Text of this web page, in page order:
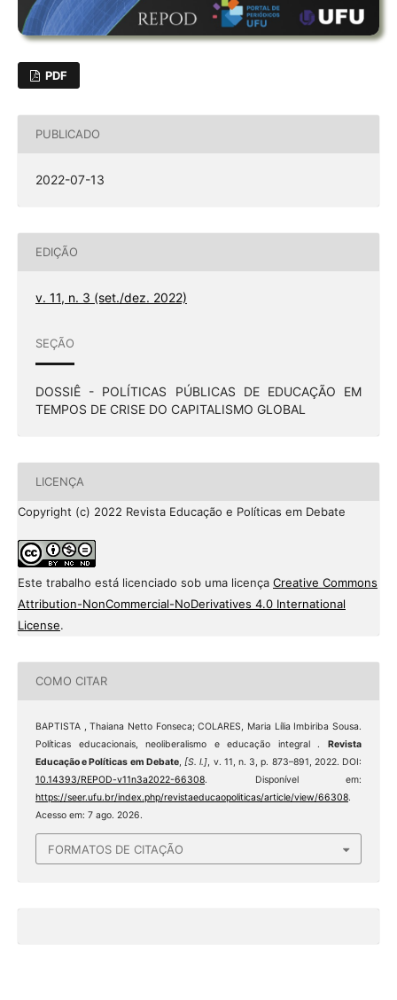
PDF
PUBLICADO
2022-07-13
EDIÇÃO
v. 11, n. 3 (set./dez. 2022)
SEÇÃO
DOSSIÊ - POLÍTICAS PÚBLICAS DE EDUCAÇÃO EM
TEMPOS DE CRISE DO CAPITALISMO GLOBAL
LICENÇA
Copyright (c) 2022 Revista Educação e Políticas em Debate
Este trabalho está licenciado sob uma licença Creative Commons
Attribution-NonCommercial-NoDerivatives 4.0 International
License.
COMO CITAR
BAPTISTA , Thaiana Netto Fonseca; COLARES, Maria Lília Imbiriba Sousa.
Políticas educacionais, neoliberalismo e educação integral .Revista
Educação e Políticas em Debate,[S. l.], v. 11, n. 3, p. 873–891, 2022. DOI:
10.14393/REPOD-v11n3a2022-66308. Disponível em:
https://seer.ufu.br/index.php/revistaeducaopoliticas/article/view/66308.
Acesso em: 7 ago. 2026.
FORMATOS DE CITAÇÃO